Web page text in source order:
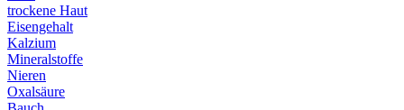
trockene Haut
Eisengehalt
Kalzium
Mineralstoffe
Nieren
Oxalsäure